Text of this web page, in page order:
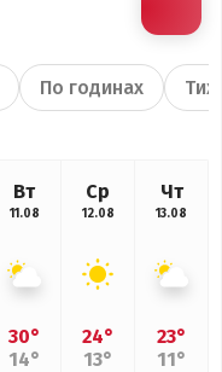
По годинах
Вт
11.08
30°
14°
Ср
12.08
24°
13°
Чт
13.08
23°
11°